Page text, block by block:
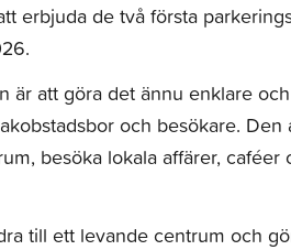
erbjuda de två första
är att göra det ännu enklare
och besökare.
besöka lokala affärer,
till ett levande centrum och